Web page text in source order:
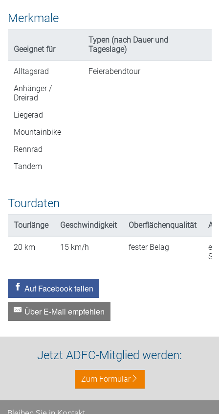
Merkmale
Geeignet für
Typen (nach Dauer und
Tageslage)
Alltagsrad
Anhänger /
Dreirad
Liegerad
Mountainbike
Rennrad
Tandem
Feierabendtour
Tourdaten
Tourlänge Geschwindigkeit Oberflächenqualität
20 km 15 km/h fester Belag
Auf Facebook teilen
Über E-Mail empfehlen
Jetzt ADFC-Mitglied werden:
Zum Formular